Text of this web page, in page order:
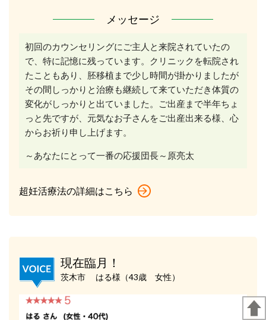
メッセージ
初回のカウンセリングにご主人と来院されていたの
で、特に記憶に残っています。クリニックを転院され
たこともあり、胚移植まで少し時間が掛かりましたが
その間しっかりと治療も継続して来ていただき体質の
変化がしっかりと出ていました。ご出産まで半年ちょ
っと先ですが、元気なお子さんをご出産出来る様、心
からお祈り申し上げます。
～あなたにとって一番の応援団長～原亮太
超妊活療法の詳細はこちら
現在臨月！
茨木市 はる様（43歳 女性）